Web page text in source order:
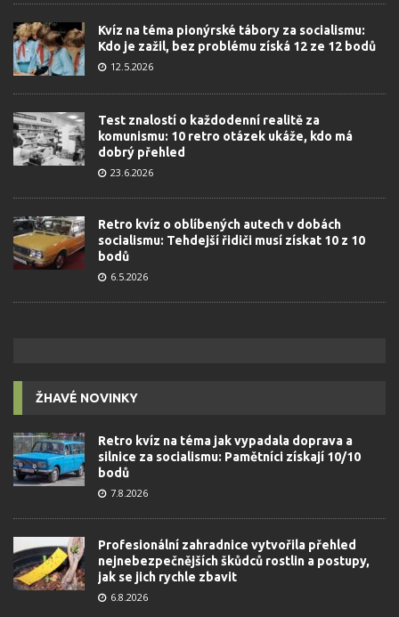
Kvíz na téma pionýrské tábory za socialismu:
Kdo je zažil, bez problému získá 12 ze 12 bodů
12.5.2026
Test znalostí o každodenní realitě za
komunismu: 10 retro otázek ukáže, kdo má
dobrý přehled
23.6.2026
Retro kvíz o oblíbených autech v dobách
socialismu: Tehdejší řidiči musí získat 10 z 10
bodů
6.5.2026
ŽHAVÉ NOVINKY
Retro kvíz na téma jak vypadala doprava a
silnice za socialismu: Pamětníci získají 10/10
bodů
7.8.2026
Profesionální zahradnice vytvořila přehled
nejnebezpečnějších škůdců rostlin a postupy,
jak se jich rychle zbavit
6.8.2026